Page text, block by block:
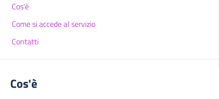
Cos'è
Come si accede al servizio
Contatti
Cos'è